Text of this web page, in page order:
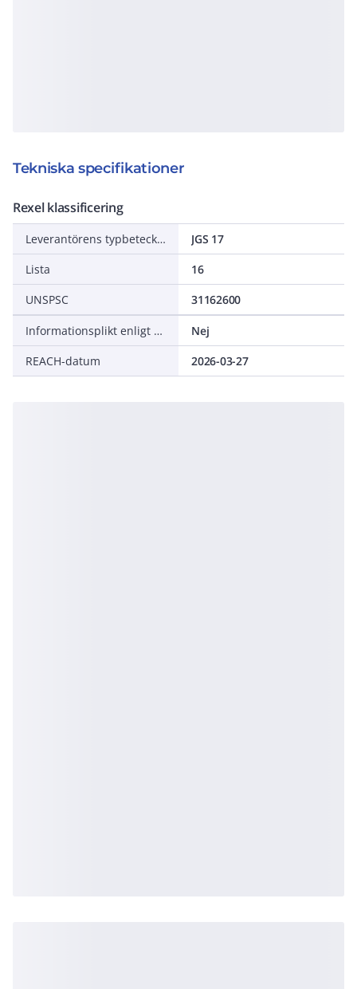
Tekniska specifikationer
Rexel klassificering
Leverantörens typbeteckning
JGS 17
Lista
16
UNSPSC
31162600
Informationsplikt enligt REACH
Nej
REACH-datum
2026-03-27